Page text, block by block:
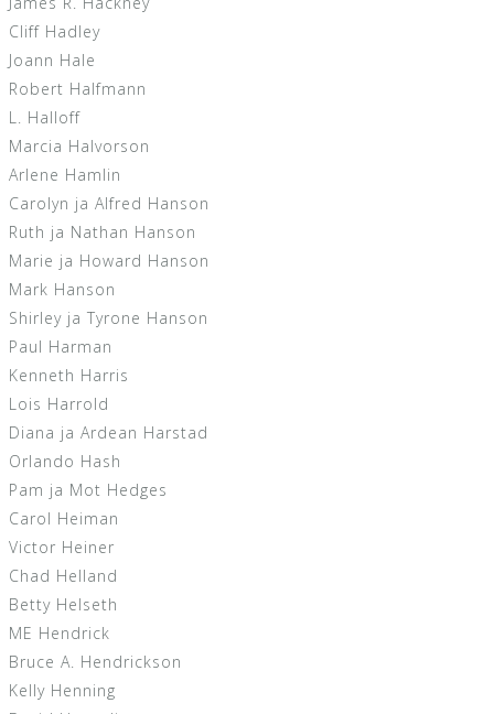
Cliff Hadley
Joann Hale
Robert Halfmann
L. Halloff
Marcia Halvorson
Arlene Hamlin
Carolyn ja Alfred Hanson
Ruth ja Nathan Hanson
Marie ja Howard Hanson
Mark Hanson
Shirley ja Tyrone Hanson
Paul Harman
Kenneth Harris
Lois Harrold
Diana ja Ardean Harstad
Orlando Hash
Pam ja Mot Hedges
Carol Heiman
Victor Heiner
Chad Helland
Betty Helseth
ME Hendrick
Bruce A. Hendrickson
Kelly Henning